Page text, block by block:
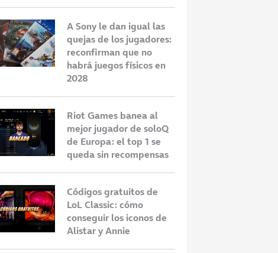
A Sony le dan igual las
quejas de los jugadores:
reconfirman que no
habrá juegos físicos en
2028
Riot Games banea al
mejor jugador de soloQ
de Europa: el top 1 se
queda sin recompensas
Códigos gratuitos de
LoL Classic: cómo
conseguir los iconos de
Alistar y Annie